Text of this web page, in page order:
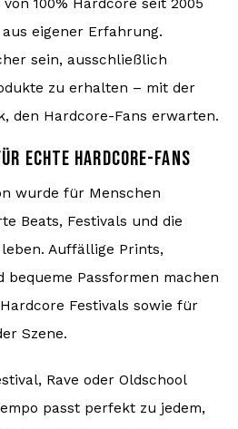
100% Hardcore seit 2005
eigener Erfahrung.
sein, ausschließlich
zu erhalten – mit der
den Hardcore-Fans erwarten.
ECHTE HARDCORE-FANS
wurde für Menschen
Beats, Festivals und die
Auffällige Prints,
bequeme Passformen machen
Festivals sowie für
Szene.
Rave oder Oldschool
passt perfekt zu jedem,